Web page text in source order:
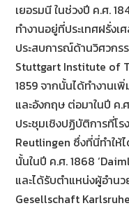
เยอรมนี ในช่วงปี ค.ศ.
ทำงานอยู่ที่ประเทศฝรั่งเ
ประสบการณ์ด้านวิศวกร
Stuttgart Institute of
1859 จากนั้นได้ทำงานเ
และอังกฤษ ต่อมาในปี ค.
ประชุมเชิงปฏิบัติการที่โ
Reutlingen ซึ่งที่นี่ทำให้
นั้นในปี ค.ศ. 1868
และได้รับตำแหน่งผู้อำน
Gesellschaft